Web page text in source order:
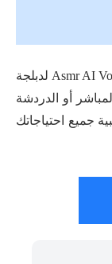
في الختام، سواء كنت ترغب في استخدام Asmr AI Voice لدبلجة
أو الدردشة
جميع احتياجاتك